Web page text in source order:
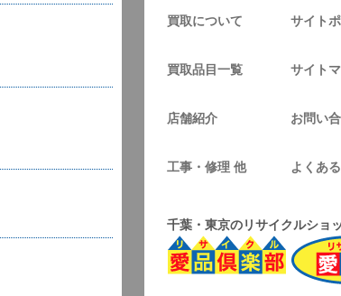
買取について サイト
買取品目一覧 サイト
店舗紹介 お問い
工事・修理 他 よくあ
千葉・東京のリサイクルショ